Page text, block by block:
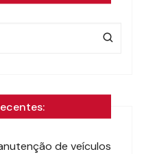
de veículos